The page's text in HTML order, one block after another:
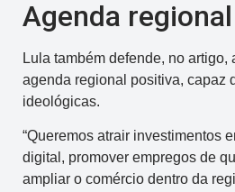
Agenda regional
Lula também defende, no artigo,
agenda regional positiva, capaz
ideológicas.
“Queremos atrair investimentos
digital, promover empregos de
ampliar o comércio dentro da